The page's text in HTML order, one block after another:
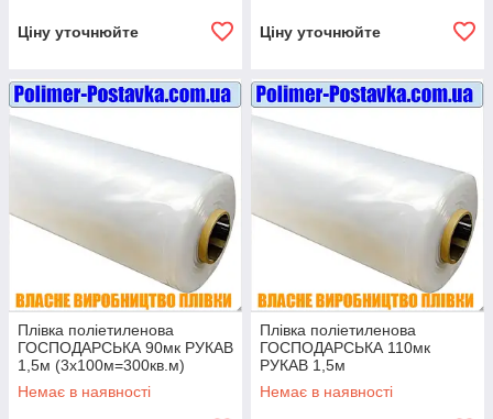
Ціну уточнюйте Ціну уточнюйте
Плівка поліетиленова
ГОСПОДАРСЬКА 90мк РУКАВ
1,5м (3х100м=300кв.м)
Немає в наявності
Плівка поліетиленова
ГОСПОДАРСЬКА 110мк
РУКАВ 1,5м
(3х100м=300кв.м)
Немає в наявності